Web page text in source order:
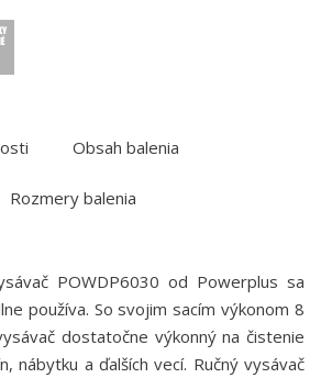
Obsah balenia
Rozmery balenia
POWDP6030 od Powerplus sa
používa. So svojim sacím výkonom 8
dostatočne výkonný na čistenie
nábytku a ďalších vecí. Ručný vysávač